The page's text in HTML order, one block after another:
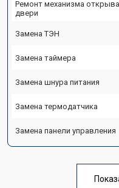
Ремонт механизма
двери
Замена ТЭН
Замена таймера
Замена шнура питания
Замена термодатчика
Замена панели управления